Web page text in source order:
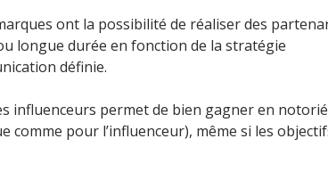
ont la possibilité de réaliser des
longue durée en fonction de la stratégie
définie.
influenceurs permet de bien gagner en
comme pour l’influenceur), même si les